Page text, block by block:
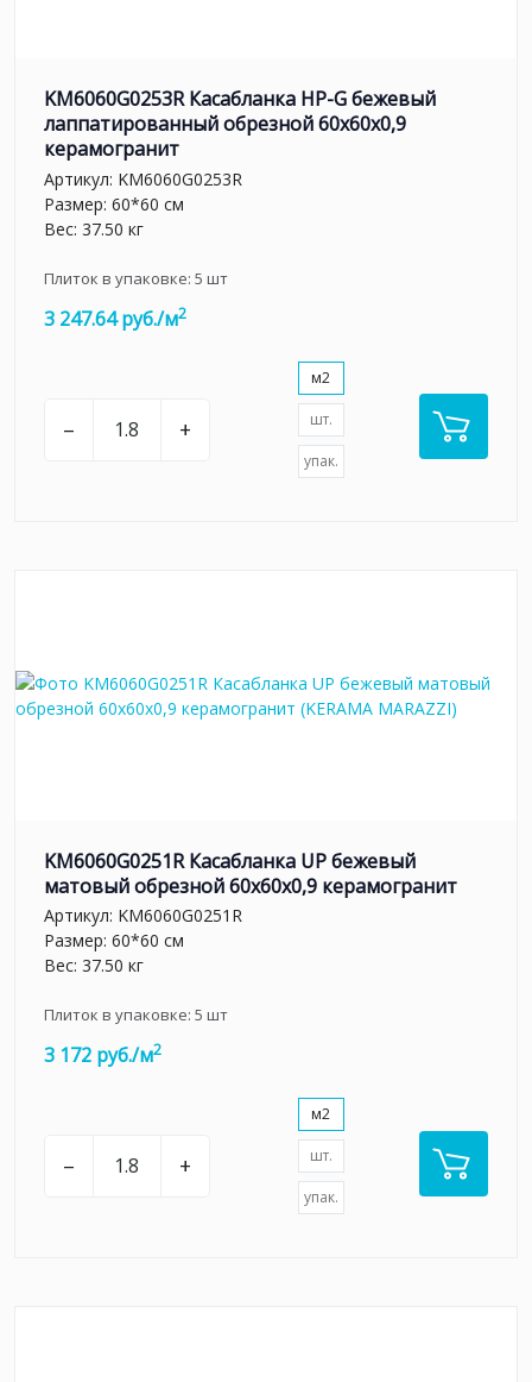
KM6060G0253R Касабланка HP-G бежевый
лаппатированный обрезной 60x60x0,9
керамогранит
Артикул: KM6060G0253R
Размер: 60*60 см
Вес: 37.50 кг
Плиток в упаковке: 5 шт
3 247.64 руб./м2
– +
м2
шт.
упак.
KM6060G0251R Касабланка UP бежевый
матовый обрезной 60x60x0,9 керамогранит
Артикул: KM6060G0251R
Размер: 60*60 см
Вес: 37.50 кг
Плиток в упаковке: 5 шт
3 172 руб./м2
– +
м2
шт.
упак.